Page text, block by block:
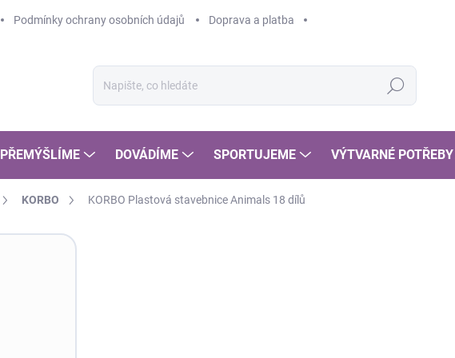
Podmínky ochrany osobních údajů Doprava a platba
Hledat
PŘEMÝŠLÍME DOVÁDÍME SPORTUJEME VÝTVARNÉ
KORBO KORBO Plastová stavebnice Animals 18 dílů